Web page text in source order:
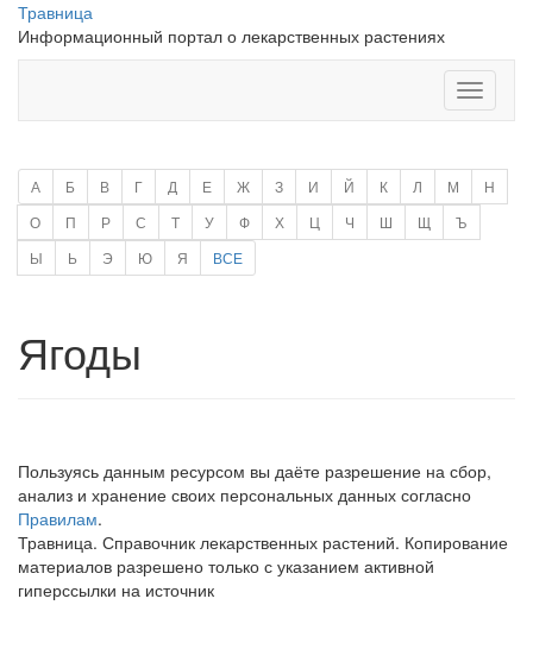
Травница
Информационный портал о лекарственных растениях
А Б В Г Д Е Ж З И Й К Л М
Н
О
П Р С Т У Ф Х Ц Ч Ш Щ
Ъ
Ы
Ь Э Ю Я ВСЕ
Ягоды
Пользуясь данным ресурсом вы даёте разрешение на сбор,
анализ и хранение своих персональных данных согласно
Правилам.
Травница. Справочник лекарственных растений. Копирование
материалов разрешено только с указанием активной
гиперссылки на источник